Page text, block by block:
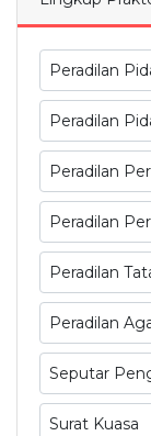
Peradilan
Peradilan
Peradilan
Peradilan
Peradilan
Peradilan
Seputar
Surat Kuasa